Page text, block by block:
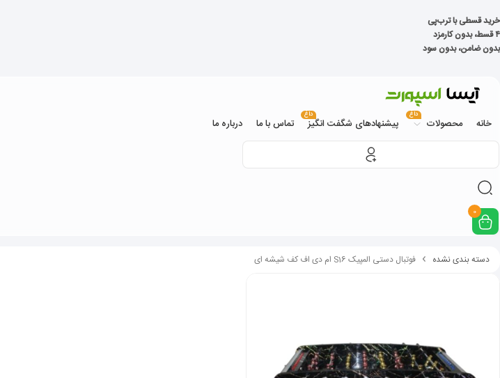
خرید قسطی با ترب‌پی
۴ قسط، بدون کارمزد
بدون ضامن، بدون سود
خانه محصولات
داغ
پیشنهادهای شگفت انگیز
داغ
تماس با ما درباره ما
0
دسته بندی نشده فوتبال دستی المپیک S16 ام دی اف کف شیشه ای